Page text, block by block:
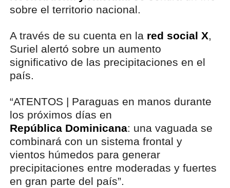
sobre el territorio nacional.
A través de su cuenta en la red social X,
Suriel alertó sobre un aumento
significativo de las precipitaciones en el
país.
“ATENTOS | Paraguas en manos durante
los próximos días en
República Dominicana: una vaguada se
combinará con un sistema frontal y
vientos húmedos para generar
precipitaciones entre moderadas y fuertes
en gran parte del país”.